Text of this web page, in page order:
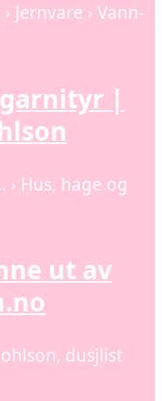
Jernvare › Vann-
|
Hus, hage og
ut av
dusjlist